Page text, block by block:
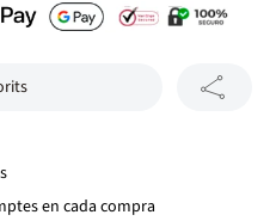
en cada compra